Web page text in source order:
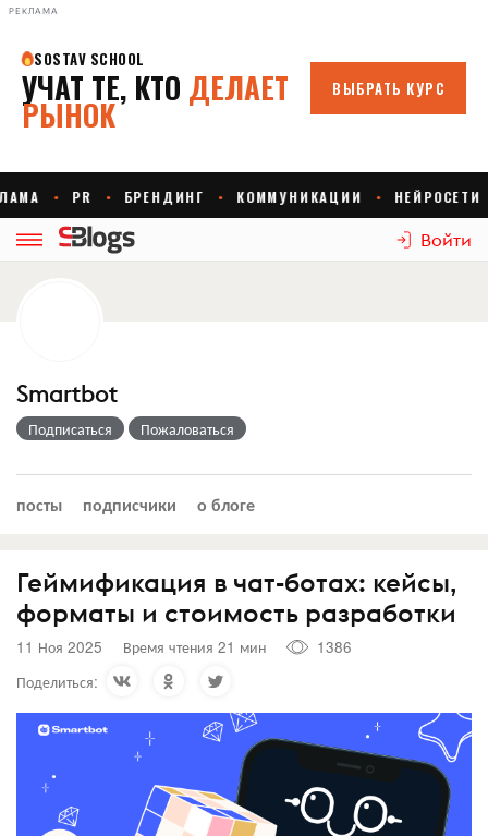
РЕКЛАМА
Войти
Smartbot
Подписаться Пожаловаться
посты подписчики о блоге
Геймификация в чат-ботах: кейсы,
форматы и стоимость разработки
11 Ноя 2025 Время чтения 21 мин
1386
Поделиться: